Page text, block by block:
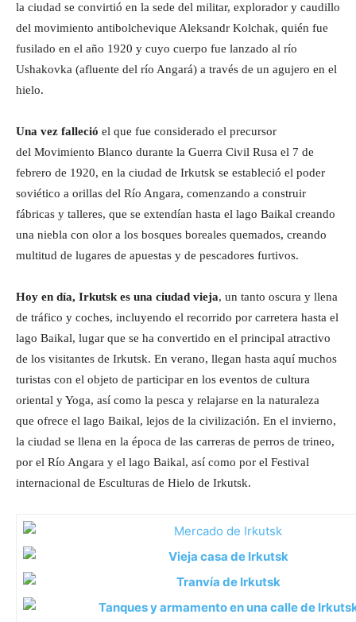
la ciudad se convirtió en la sede del militar, explorador y caudillo
del movimiento antibolchevique Aleksandr Kolchak, quién fue
fusilado en el año 1920 y cuyo cuerpo fue lanzado al río
Ushakovka (afluente del río Angará) a través de un agujero en el
hielo.
Una vez falleció el que fue considerado el precursor
del Movimiento Blanco durante la Guerra Civil Rusa el 7 de
febrero de 1920, en la ciudad de Irkutsk se estableció el poder
soviético a orillas del Río Angara, comenzando a construir
fábricas y talleres, que se extendían hasta el lago Baikal creando
una niebla con olor a los bosques boreales quemados, creando
multitud de lugares de apuestas y de pescadores furtivos.
Hoy en día, Irkutsk es una ciudad vieja, un tanto oscura y llena
de tráfico y coches, incluyendo el recorrido por carretera hasta el
lago Baikal, lugar que se ha convertido en el principal atractivo
de los visitantes de Irkutsk. En verano, llegan hasta aquí muchos
turistas con el objeto de participar en los eventos de cultura
oriental y Yoga, así como la pesca y relajarse en la naturaleza
que ofrece el lago Baikal, lejos de la civilización. En el invierno,
la ciudad se llena en la época de las carreras de perros de trineo,
por el Río Angara y el lago Baikal, así como por el Festival
internacional de Esculturas de Hielo de Irkutsk.